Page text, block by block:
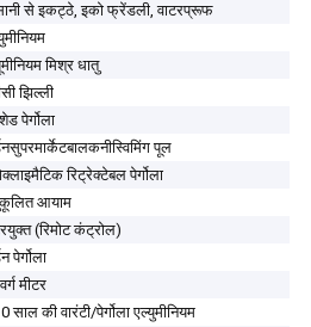
से इकट्ठे, इको फ्रेंडली, वाटरप्रूफ
मिश्र धातु
झिल्ली
पेर्गोला
पूल
रिट्रेक्टेबल पेर्गोला
आयाम
(रिमोट कंट्रोल)
पेर्गोला
मीटर
साल की वारंटी/पेर्गोला एल्युमीनियम